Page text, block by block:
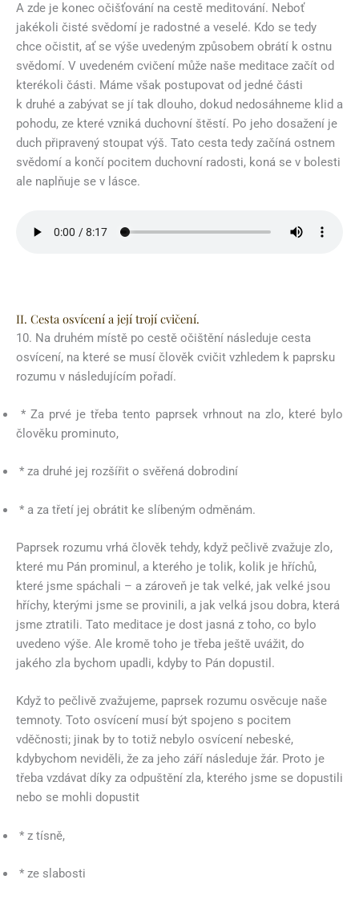
A zde je konec očišťování na cestě meditování. Neboť
jakékoli čisté svědomí je radostné a veselé. Kdo se tedy
chce očistit, ať se výše uvedeným způsobem obrátí k ostnu
svědomí. V uvedeném cvičení může naše meditace začít od
kterékoli části. Máme však postupovat od jedné části
k druhé a zabývat se jí tak dlouho, dokud nedosáhneme klid a
pohodu, ze které vzniká duchovní štěstí. Po jeho dosažení je
duch připravený stoupat výš. Tato cesta tedy začíná ostnem
svědomí a končí pocitem duchovní radosti, koná se v bolesti
ale naplňuje se v lásce.
II. Cesta osvícení a její trojí cvičení.
10. Na druhém místě po cestě očištění následuje cesta
osvícení, na které se musí člověk cvičit vzhledem k paprsku
rozumu v následujícím pořadí.
* Za prvé je třeba tento paprsek vrhnout na zlo, které bylo
člověku prominuto,
* za druhé jej rozšířit o svěřená dobrodiní
* a za třetí jej obrátit ke slíbeným odměnám.
Paprsek rozumu vrhá člověk tehdy, když pečlivě zvažuje zlo,
které mu Pán prominul, a kterého je tolik, kolik je hříchů,
které jsme spáchali – a zároveň je tak velké, jak velké jsou
hříchy, kterými jsme se provinili, a jak velká jsou dobra, která
jsme ztratili. Tato meditace je dost jasná z toho, co bylo
uvedeno výše. Ale kromě toho je třeba ještě uvážit, do
jakého zla bychom upadli, kdyby to Pán dopustil.
Když to pečlivě zvažujeme, paprsek rozumu osvěcuje naše
temnoty. Toto osvícení musí být spojeno s pocitem
vděčnosti; jinak by to totiž nebylo osvícení nebeské,
kdybychom neviděli, že za jeho září následuje žár. Proto je
třeba vzdávat díky za odpuštění zla, kterého jsme se dopustili
nebo se mohli dopustit
* z tísně,
* ze slabosti